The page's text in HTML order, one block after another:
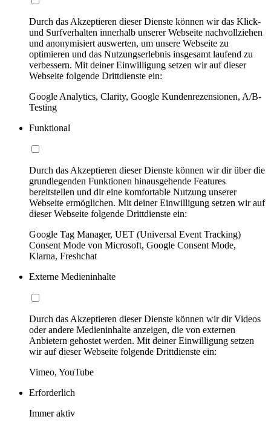
Durch das Akzeptieren dieser Dienste können wir das Klick-
und Surfverhalten innerhalb unserer Webseite nachvollziehen
und anonymisiert auswerten, um unsere Webseite zu
optimieren und das Nutzungserlebnis insgesamt laufend zu
verbessern. Mit deiner Einwilligung setzen wir auf dieser
Webseite folgende Drittdienste ein:
Google Analytics, Clarity, Google Kundenrezensionen, A/B-
Testing
Funktional
Durch das Akzeptieren dieser Dienste können wir dir über die
grundlegenden Funktionen hinausgehende Features
bereitstellen und dir eine komfortable Nutzung unserer
Webseite ermöglichen. Mit deiner Einwilligung setzen wir auf
dieser Webseite folgende Drittdienste ein:
Google Tag Manager, UET (Universal Event Tracking)
Consent Mode von Microsoft, Google Consent Mode,
Klarna, Freshchat
Externe Medieninhalte
Durch das Akzeptieren dieser Dienste können wir dir Videos
oder andere Medieninhalte anzeigen, die von externen
Anbietern gehostet werden. Mit deiner Einwilligung setzen
wir auf dieser Webseite folgende Drittdienste ein:
Vimeo, YouTube
Erforderlich
Immer aktiv